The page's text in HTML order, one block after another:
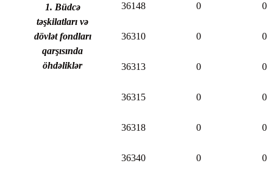
1. Büdcə
təşkilatları və
dövlət fondları
qarşısında
öhdəliklər
36148 0 0
36310 0 0
36313 0 0
36315 0 0
36318 0 0
36340 0 0